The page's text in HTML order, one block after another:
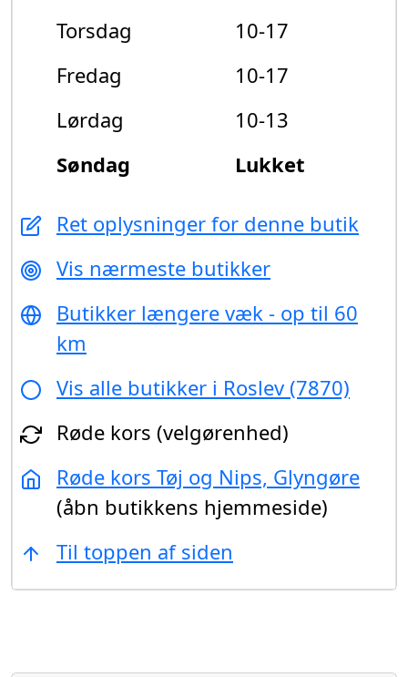
Torsdag
10-17
Fredag
10-17
Lørdag
10-13
Søndag
Lukket
Ret oplysninger for denne butik
Vis nærmeste butikker
Butikker længere væk - op til 60
km
Vis alle butikker i Roslev (7870)
Røde kors (velgørenhed)
Røde kors Tøj og Nips, Glyngøre
(åbn butikkens hjemmeside)
Til toppen af siden